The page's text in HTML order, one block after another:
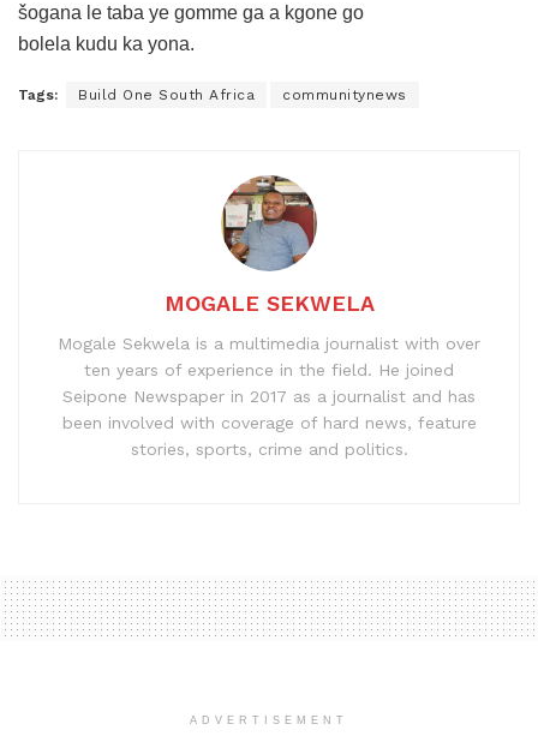
šogana le taba ye gomme ga a kgone go
bolela kudu ka yona.
Tags: Build One South Africa communitynews
MOGALE SEKWELA
Mogale Sekwela is a multimedia journalist with over
ten years of experience in the field. He joined
Seipone Newspaper in 2017 as a journalist and has
been involved with coverage of hard news, feature
stories, sports, crime and politics.
ADVERTISEMENT